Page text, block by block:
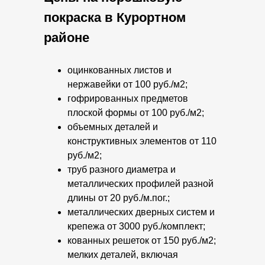
ОСОБЕННОСТИ ПОРОШКОВОЙ
ПОКРАСКИ, ТЕХНОЛОГИИ И
ОБОРУДОВАНИЯ
Камера химической подготовки
окрашиваемой поверхности:
Промывка фосфатирующим
антикоррозийным раствором.
Промывка технической водой.
Промывка деминерализованной водой.
Печь сушки после химподготовки.
Покрасочная камера, оснащенная
ЗАКАЗАТЬ ПОРОШКОВУЮ
ПОКРАСКУ
покраска в Курортном
районе
оцинкованных листов и
нержавейки от 100 руб./м2;
гофрированных предметов
плоской формы от 100 руб./м2;
объемных деталей и
конструктивных элементов от 110
руб./м2;
труб разного диаметра и
металлических профилей разной
длины от 20 руб./м.пог.;
металлических дверных систем и
крепежа от 3000 руб./комплект;
кованных решеток от 150 руб./м2;
мелких деталей, включая